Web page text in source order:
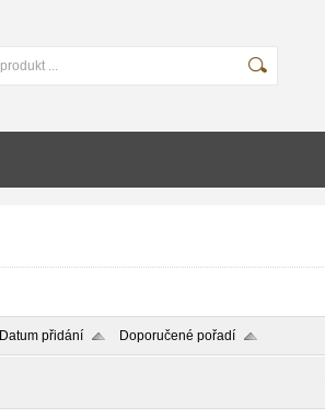
Datum přidání Doporučené pořadí